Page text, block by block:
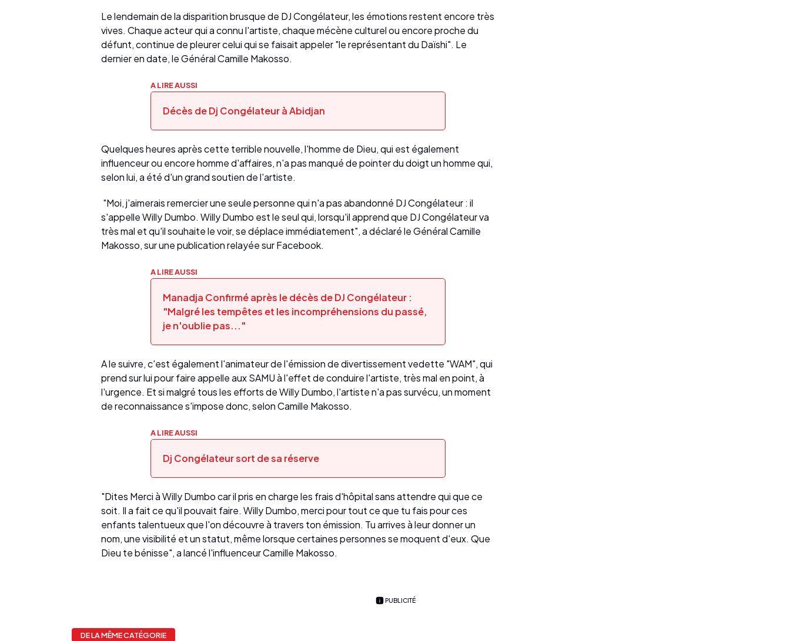
Le lendemain de la disparition brusque de DJ Congélateur, les émotions restent encore très
vives. Chaque acteur qui a connu l'artiste, chaque mécène culturel ou encore proche du
défunt, continue de pleurer celui qui se faisait appeler "le représentant du Daïshi". Le
dernier en date, le Général Camille Makosso.
A LIRE AUSSI
Décès de Dj Congélateur à Abidjan
Quelques heures après cette terrible nouvelle, l'homme de Dieu, qui est également
influenceur ou encore homme d'affaires, n'a pas manqué de pointer du doigt un homme qui,
selon lui, a été d'un grand soutien de l'artiste.
"Moi, j'aimerais remercier une seule personne qui n'a pas abandonné DJ Congélateur : il
s'appelle Willy Dumbo. Willy Dumbo est le seul qui, lorsqu'il apprend que DJ Congélateur va
très mal et qu'il souhaite le voir, se déplace immédiatement", a déclaré le Général Camille
Makosso, sur une publication relayée sur Facebook.
A LIRE AUSSI
Manadja Confirmé après le décès de DJ Congélateur :
"Malgré les tempêtes et les incompréhensions du passé,
je n'oublie pas..."
A le suivre, c'est également l'animateur de l'émission de divertissement vedette "WAM", qui
prend sur lui pour faire appelle aux SAMU à l'effet de conduire l'artiste, très mal en point, à
l'urgence. Et si malgré tous les efforts de Willy Dumbo, l'artiste n'a pas survécu, un moment
de reconnaissance s'impose donc, selon Camille Makosso.
A LIRE AUSSI
Dj Congélateur sort de sa réserve
"Dites Merci à Willy Dumbo car il pris en charge les frais d'hôpital sans attendre qui que ce
soit. Il a fait ce qu'il pouvait faire. Willy Dumbo, merci pour tout ce que tu fais pour ces
enfants talentueux que l'on découvre à travers ton émission. Tu arrives à leur donner un
nom, une visibilité et un statut, même lorsque certaines personnes se moquent d'eux. Que
Dieu te bénisse", a lancé l'influenceur Camille Makosso.
PUBLICITÉ
DE LA MÊME CATÉGORIE